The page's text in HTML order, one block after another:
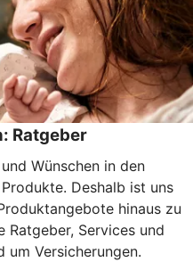
Ratgeber
Wünschen in den
Deshalb ist uns
hinaus zu
Ratgeber, Services und
um Versicherungen.